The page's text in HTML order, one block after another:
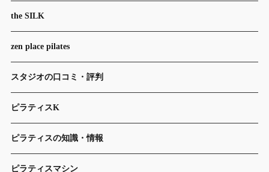
the SILK
zen place pilates
スタジオの口コミ・評判
ピラティスK
ピラティスの知識・情報
ピラティスマシン